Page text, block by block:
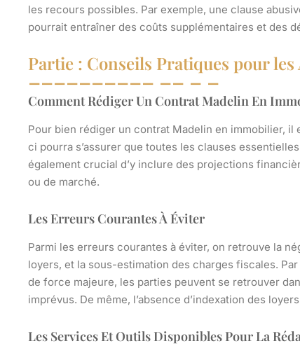
les recours possibles. Par exemple, une clause
pourrait entraîner des coûts supplémentaires et des
Partie : Conseils Pratiques pour
Comment Rédiger Un Contrat Madelin En
Pour bien rédiger un contrat Madelin en immobilier,
ci pourra s’assurer que toutes les clauses
également crucial d’y inclure des projections
ou de marché.
Les Erreurs Courantes À Éviter
Parmi les erreurs courantes à éviter, on retrouve la
loyers, et la sous-estimation des charges fiscales.
de force majeure, les parties peuvent se retrouver
imprévus. De même, l’absence d’indexation des
Les Services Et Outils Disponibles Pour La